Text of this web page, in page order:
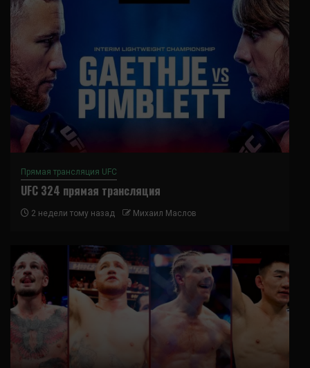
Прямая трансляция UFC
UFC 324 прямая трансляция
2 недели тому назад Михаил Маслов